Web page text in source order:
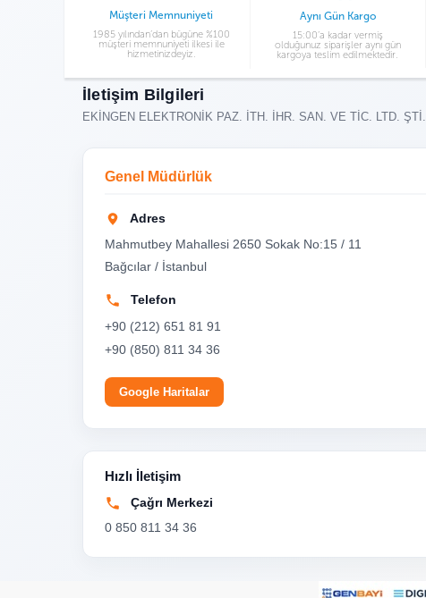
Müşteri Memnuniyeti
1985 yılından’dan bügüne %100
müşteri memnuniyeti ilkesi ile
hizmetinizdeyiz.
Aynı Gün Kargo
15:00’a kadar vermiş
olduğunuz siparişler aynı gün
kargoya teslim edilmektedir.
İletişim Bilgileri
EKİNGEN ELEKTRONİK PAZ. İTH. İHR. SAN. VE TİC. LTD. ŞTİ.
Genel Müdürlük
Adres
Mahmutbey Mahallesi 2650 Sokak No:15 / 11
Bağcılar / İstanbul
Telefon
+90 (212) 651 81 91
+90 (850) 811 34 36
Google Haritalar
Hızlı İletişim
Çağrı Merkezi
0 850 811 34 36